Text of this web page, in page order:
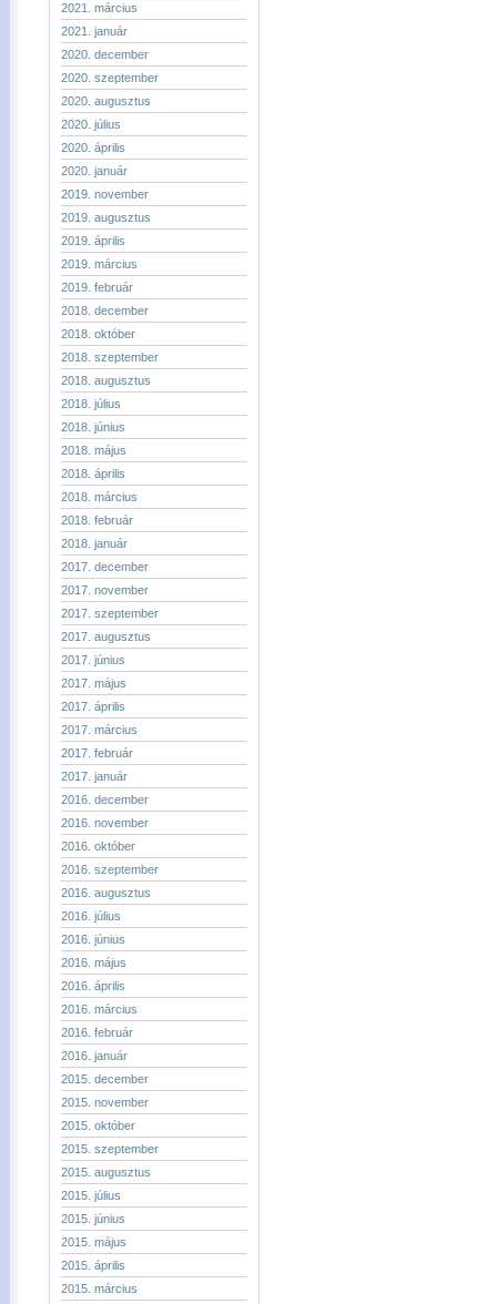
2021. március
2021. január
2020. december
2020. szeptember
2020. augusztus
2020. július
2020. április
2020. január
2019. november
2019. augusztus
2019. április
2019. március
2019. február
2018. december
2018. október
2018. szeptember
2018. augusztus
2018. július
2018. június
2018. május
2018. április
2018. március
2018. február
2018. január
2017. december
2017. november
2017. szeptember
2017. augusztus
2017. június
2017. május
2017. április
2017. március
2017. február
2017. január
2016. december
2016. november
2016. október
2016. szeptember
2016. augusztus
2016. július
2016. június
2016. május
2016. április
2016. március
2016. február
2016. január
2015. december
2015. november
2015. október
2015. szeptember
2015. augusztus
2015. július
2015. június
2015. május
2015. április
2015. március